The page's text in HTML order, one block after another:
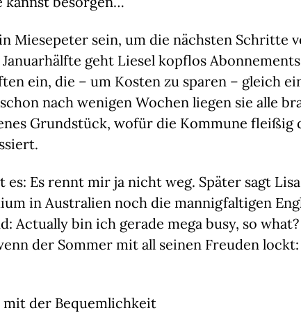
Miesepeter sein, um die nächsten Schritte
geht Liesel kopflos
ein, die – um Kosten zu sparen – gleich
nach wenigen Wochen liegen sie alle
Grundstück, wofür die Kommune fleißig
es: Es rennt mir ja nicht weg. Später sagt
in Australien noch die mannigfaltigen
Actually bin ich gerade mega busy, so
der Sommer mit all seinen Freuden
mit der Bequemlichkeit